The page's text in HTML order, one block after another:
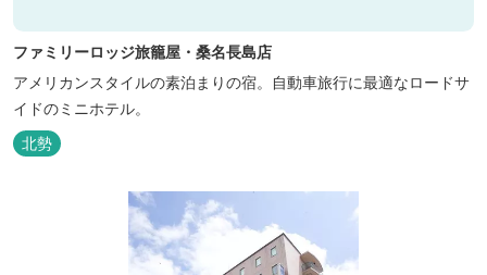
ファミリーロッジ旅籠屋・桑名長島店
アメリカンスタイルの素泊まりの宿。自動車旅行に最適なロードサ
イドのミニホテル。
北勢